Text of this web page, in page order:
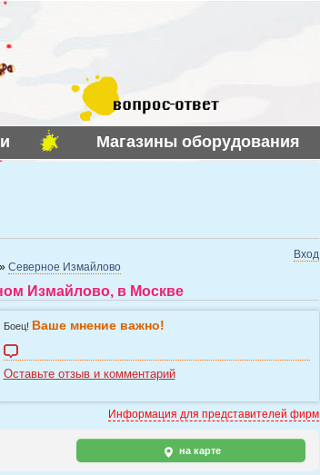
Магазины оборудования
Вход
» Северное Измайлово
Измайлово, в Москве
Боец! Ваше мнение важно!
Оставьте отзыв и комментарий
Информация для представителей фирм
на карте